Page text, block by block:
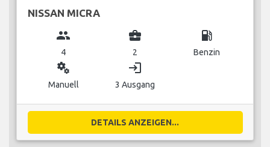
NISSAN MICRA
group
4
business_center
2
local_gas_station
Benzin
miscellaneous_services
Manuell
login
3 Ausgang
DETAILS ANZEIGEN...